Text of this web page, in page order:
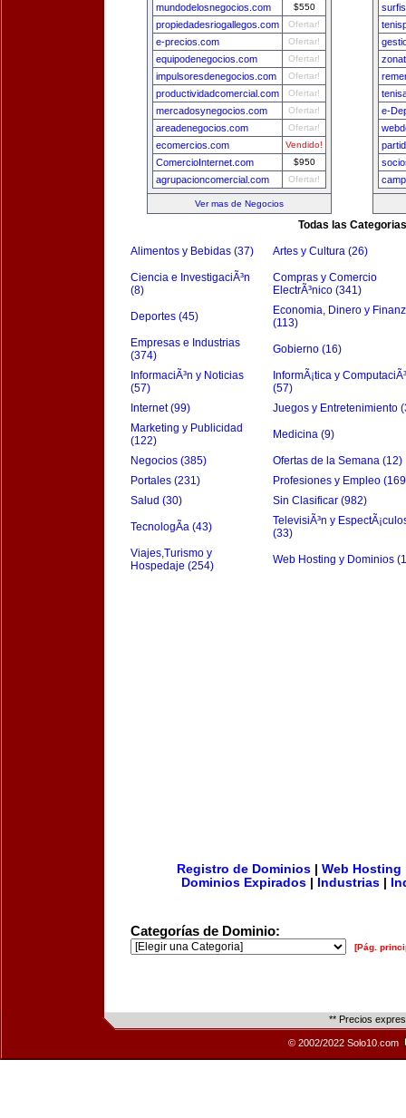
mundodelosnegocios.com $550
propiedadesriogallegos.com Ofertar!
e-precios.com Ofertar!
equipodenegocios.com Ofertar!
impulsoresdenegocios.com Ofertar!
productividadcomercial.com Ofertar!
mercadosynegocios.com Ofertar!
areadenegocios.com Ofertar!
ecomercios.com Vendido!
ComercioInternet.com $950
agrupacioncomercial.com Ofertar!
Ver mas de Negocios
e-
Todas las Categorias
Alimentos y Bebidas (37) Artes y Cultura (26)
Ciencia e InvestigaciÃ³n
(8)
Compras y Comercio
ElectrÃ³nico (341)
Deportes (45)
Economia, Dinero y
(113)
Empresas e Industrias
(374)
Gobierno (16)
InformaciÃ³n y Noticias
(57)
InformÃ¡tica y
(57)
Internet (99)
Juegos y Entretenimiento
Marketing y Publicidad
(122)
Medicina (9)
Negocios (385)
Ofertas de la Semana (12)
Portales (231)
Profesiones y Empleo
Salud (30)
Sin Clasificar (982)
TecnologÃ­a (43)
TelevisiÃ³n y
(33)
Viajes,Turismo y
Hospedaje (254)
Web Hosting y Dominios
Registro de Dominios| Web Hosting
Dominios Expirados
Industrias
Categorías de Dominio:
[Pág.
** Precios
© 2002/2022 Solo10.com